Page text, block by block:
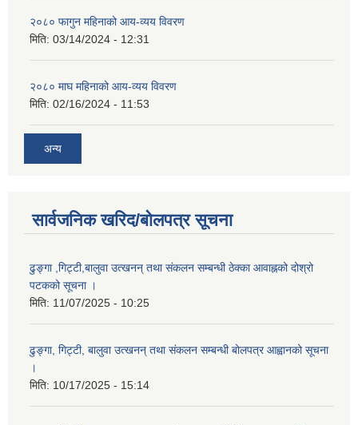
२०८० फागुन महिनाको आय-व्यय विवरण
मिति: 03/14/2024 - 12:31
२०८० माघ महिनाको आय-व्यय विवरण
मिति: 02/16/2024 - 11:53
अन्य
सार्वजनिक खरिद/बोलपत्र सूचना
ढुङ्गा ,गिट्टी,बालुवा उत्खनन् तथा संकलन सम्बन्धी ठेक्का आवाह्नको दोश्रो
पटकको सूचना ।
मिति: 11/07/2025 - 10:25
ढुङ्गा, गिट्टी, बालुवा उत्खनन् तथा संकलन सम्बन्धी बोलपत्र आह्वानको सूचना
।
मिति: 10/17/2025 - 15:14